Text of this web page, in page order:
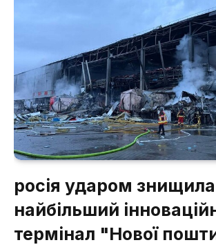
росія ударом знищила
найбільший
термінал "Нової